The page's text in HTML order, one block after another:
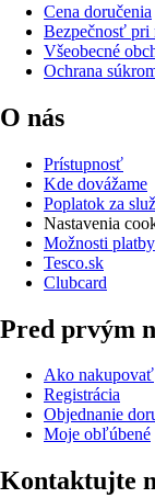
Cena doručenia
Bezpečnosť pri
Všeobecné
Ochrana
O nás
Prístupnosť
Kde dovážame
Poplatok za
Nastavenia
Možnosti platby
Tesco.sk
Clubcard
Pred prvým
Ako nakupovať
Registrácia
Objednanie
Moje obľúbené
Kontaktujte